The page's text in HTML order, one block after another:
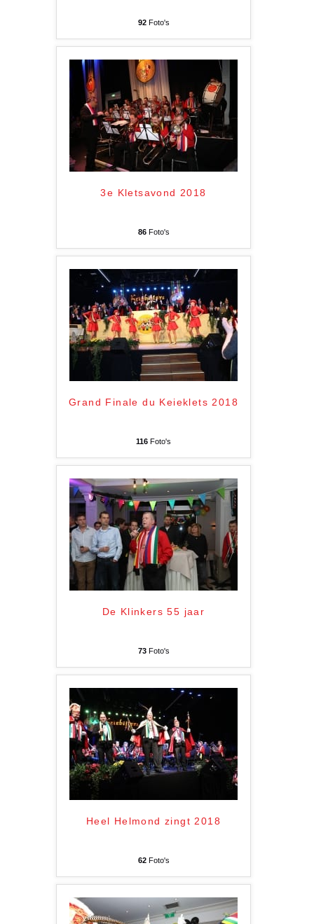
92Foto's
3e Kletsavond 2018
86Foto's
Grand Finale du Keieklets 2018
116 Foto's
De Klinkers 55 jaar
73Foto's
Heel Helmond zingt 2018
62Foto's